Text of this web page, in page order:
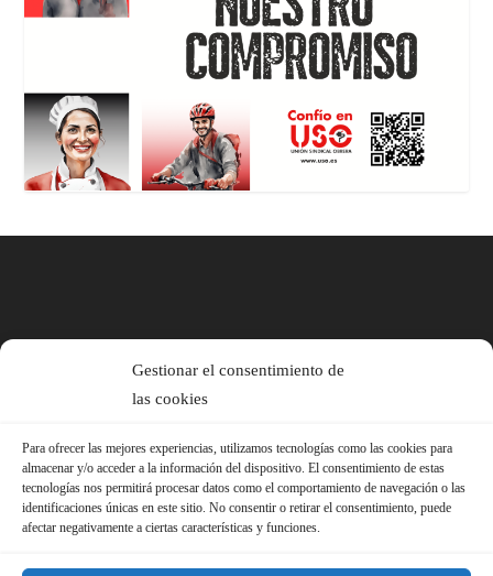
Gestionar el consentimiento de
las cookies
Para ofrecer las mejores experiencias, utilizamos tecnologías como las cookies para
almacenar y/o acceder a la información del dispositivo. El consentimiento de estas
tecnologías nos permitirá procesar datos como el comportamiento de navegación o las
identificaciones únicas en este sitio. No consentir o retirar el consentimiento, puede
afectar negativamente a ciertas características y funciones.